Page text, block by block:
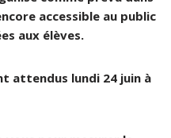
accessible au public
aux élèves.
attendus lundi 24 juin à